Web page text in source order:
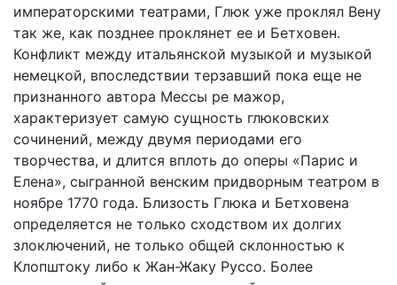
императорскими театрами, Глюк уже проклял Вену
так же, как позднее проклянет ее и Бетховен.
Конфликт между итальянской музыкой и музыкой
немецкой, впоследствии терзавший пока еще не
признанного автора Мессы ре мажор,
характеризует самую сущность глюковских
сочинений, между двумя периодами его
творчества, и длится вплоть до оперы «Парис и
Елена», сыгранной венским придворным театром в
ноябре 1770 года. Близость Глюка и Бетховена
определяется не только сходством их долгих
злоключений, не только общей склонностью к
Клопштоку либо к Жан-Жаку Руссо. Более